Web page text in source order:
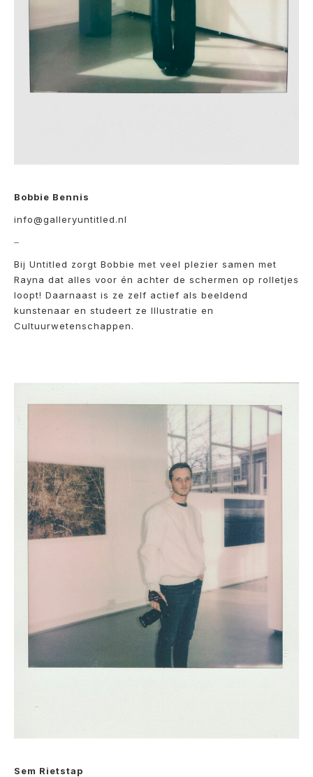
Bobbie Bennis
info@galleryuntitled.nl
–
Bij Untitled zorgt Bobbie met veel plezier samen met
Rayna dat alles voor én achter de schermen op rolletjes
loopt! Daarnaast is ze zelf actief als beeldend
kunstenaar en studeert ze Illustratie en
Cultuurwetenschappen.
Sem Rietstap